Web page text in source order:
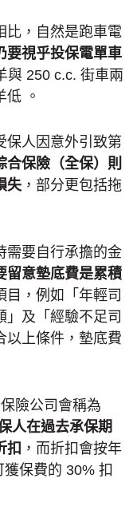
比，自然是跑車電
要視乎投保電單車
與 250 c.c. 街車兩
。
保人因意外引致第
合保險（全保）則
失，部分更包括拖
需要自行承擔的金
留意墊底費是累積
目，例如「年輕司
及「經驗不足司
以上條件，墊底費
險公司會稱為
人在過去承保期
扣 ，而折扣會按年
保費的 30% 扣